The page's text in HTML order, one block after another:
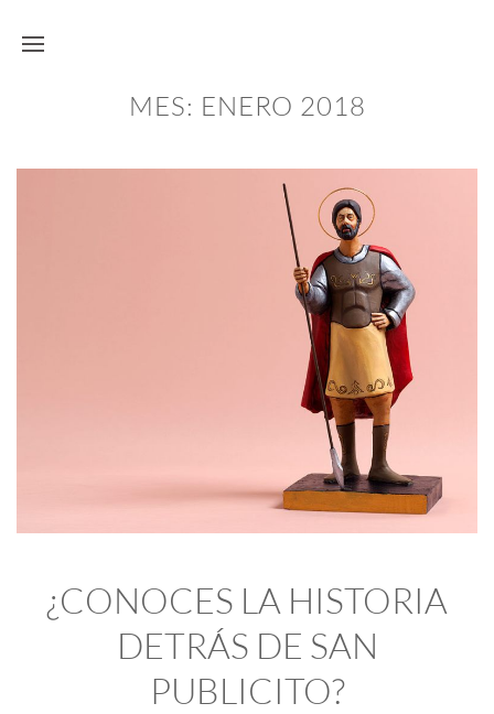
MES: ENERO 2018
¿CONOCES LA HISTORIA
DETRÁS DE SAN
PUBLICITO?